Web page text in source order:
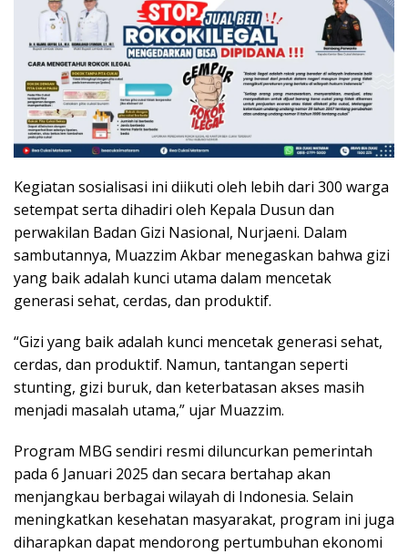
Kegiatan sosialisasi ini diikuti oleh lebih dari 300 warga
setempat serta dihadiri oleh Kepala Dusun dan
perwakilan Badan Gizi Nasional, Nurjaeni. Dalam
sambutannya, Muazzim Akbar menegaskan bahwa gizi
yang baik adalah kunci utama dalam mencetak
generasi sehat, cerdas, dan produktif.
“Gizi yang baik adalah kunci mencetak generasi sehat,
cerdas, dan produktif. Namun, tantangan seperti
stunting, gizi buruk, dan keterbatasan akses masih
menjadi masalah utama,” ujar Muazzim.
Program MBG sendiri resmi diluncurkan pemerintah
pada 6 Januari 2025 dan secara bertahap akan
menjangkau berbagai wilayah di Indonesia. Selain
meningkatkan kesehatan masyarakat, program ini juga
diharapkan dapat mendorong pertumbuhan ekonomi